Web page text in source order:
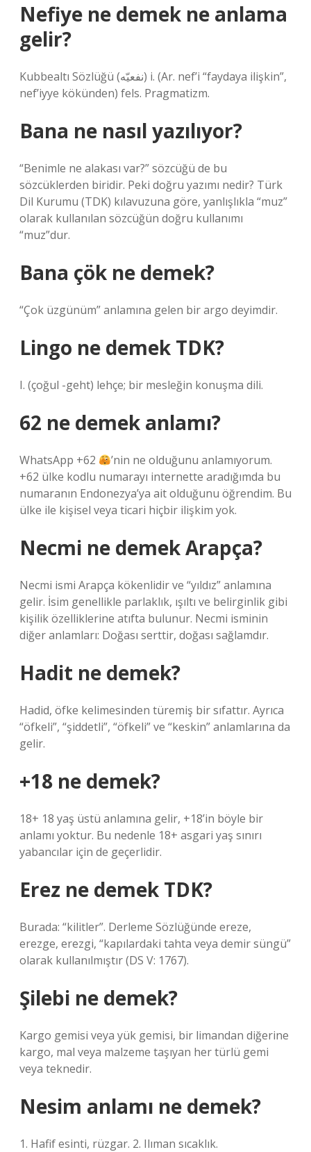
Nefiye ne demek ne anlama
gelir?
Kubbealtı Sözlüğü (ﻧﻔﻌﻴّﻪ) i. (Ar. nef’і “faydaya ilişkin”,
nef’iyye kökünden) fels. Pragmatizm.
Bana ne nasıl yazılıyor?
“Benimle ne alakası var?” sözcüğü de bu
sözcüklerden biridir. Peki doğru yazımı nedir? Türk
Dil Kurumu (TDK) kılavuzuna göre, yanlışlıkla “muz”
olarak kullanılan sözcüğün doğru kullanımı
“muz”dur.
Bana çök ne demek?
“Çok üzgünüm” anlamına gelen bir argo deyimdir.
Lingo ne demek TDK?
I. (çoğul -geht) lehçe; bir mesleğin konuşma dili.
62 ne demek anlamı?
WhatsApp +62
’nin ne olduğunu anlamıyorum.
+62 ülke kodlu numarayı internette aradığımda bu
numaranın Endonezya’ya ait olduğunu öğrendim. Bu
ülke ile kişisel veya ticari hiçbir ilişkim yok.
Necmi ne demek Arapça?
Necmi ismi Arapça kökenlidir ve “yıldız” anlamına
gelir. İsim genellikle parlaklık, ışıltı ve belirginlik gibi
kişilik özelliklerine atıfta bulunur. Necmi isminin
diğer anlamları: Doğası serttir, doğası sağlamdır.
Hadit ne demek?
Hadid, öfke kelimesinden türemiş bir sıfattır. Ayrıca
“öfkeli”, “şiddetli”, “öfkeli” ve “keskin” anlamlarına da
gelir.
+18 ne demek?
18+ 18 yaş üstü anlamına gelir, +18’in böyle bir
anlamı yoktur. Bu nedenle 18+ asgari yaş sınırı
yabancılar için de geçerlidir.
Erez ne demek TDK?
Burada: “kilitler”. Derleme Sözlüğünde ereze,
erezge, erezgi, “kapılardaki tahta veya demir süngü”
olarak kullanılmıştır (DS V: 1767).
Şilebi ne demek?
Kargo gemisi veya yük gemisi, bir limandan diğerine
kargo, mal veya malzeme taşıyan her türlü gemi
veya teknedir.
Nesim anlamı ne demek?
1. Hafif esinti, rüzgar. 2. Ilıman sıcaklık.